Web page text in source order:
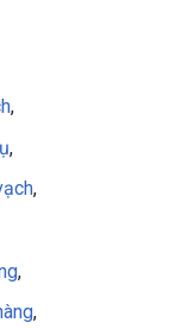
,
,
,
,
,